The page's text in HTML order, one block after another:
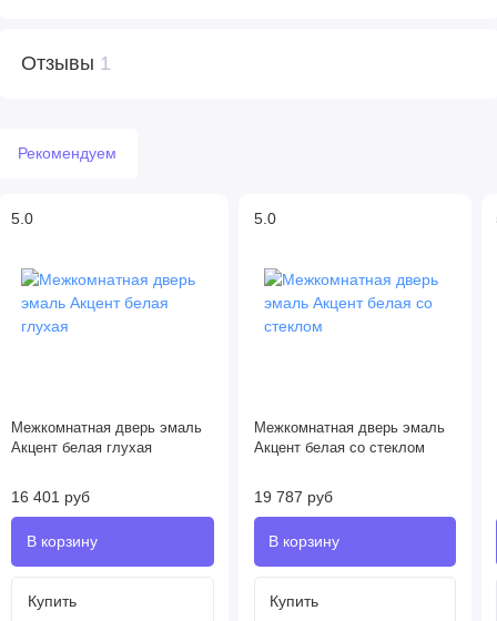
Отзывы 1
Рекомендуем
5.0
Межкомнатная дверь эмаль
Акцент белая глухая
16 401 руб
Купить
5.0
Межкомнатная дверь эмаль
Акцент белая со стеклом
19 787 руб
Купить